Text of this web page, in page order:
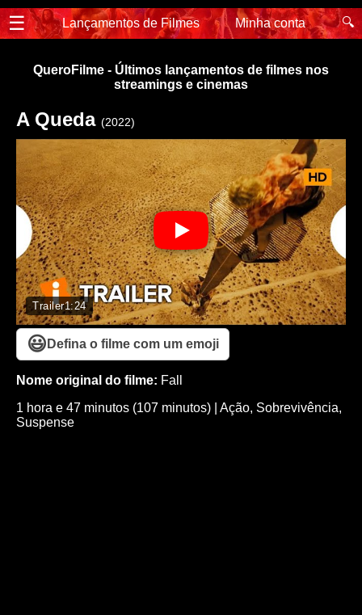
☰ Lançamentos de Filmes Minha conta 🔍
QueroFilme - Últimos lançamentos de filmes nos
streamings e cinemas
A Queda (2022)
Trailer1:24
😃 Defina o filme com um emoji
Nome original do filme: Fall
1 hora e 47 minutos (107 minutos)
Ação, Sobrevivência,
Suspense